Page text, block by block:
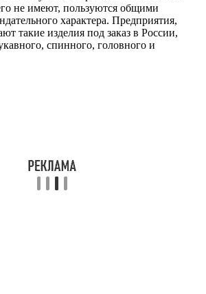
не имеют, пользуются общими
характера. Предприятия,
такие изделия под заказ в России,
спинного, головного и